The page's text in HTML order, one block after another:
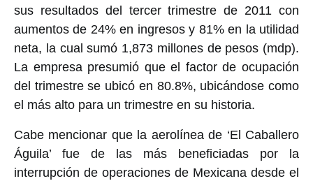
sus resultados del tercer trimestre de 2011 con
aumentos de 24% en ingresos y 81% en la utilidad
neta, la cual sumó 1,873 millones de pesos (mdp).
La empresa presumió que el factor de ocupación
del trimestre se ubicó en 80.8%, ubicándose como
el más alto para un trimestre en su historia.
Cabe mencionar que la aerolínea de ‘El Caballero
Águila’ fue de las más beneficiadas por la
interrupción de operaciones de Mexicana desde el